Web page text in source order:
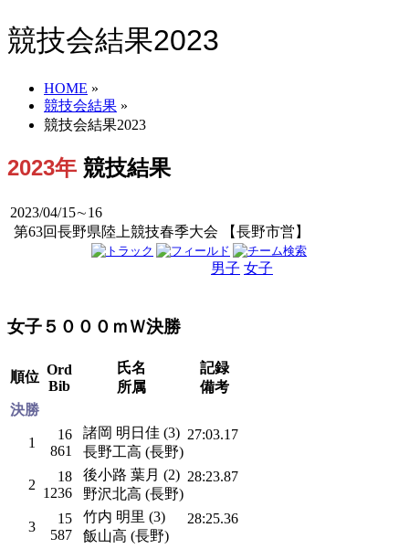
競技会結果2023
HOME »
競技会結果 »
競技会結果2023
2023年 競技結果
2023/04/15∼16
第63回長野県陸上競技春季大会 【長野市営】
男子 女子
女子５０００ｍＷ決勝
順位 Ord
Bib
氏名
所属
記録
備考
決勝
1
16
861
諸岡 明日佳 (3)
長野工高 (長野)
27:03.17
2
18
1236
後小路 葉月 (2)
野沢北高 (長野)
28:23.87
3
15
587
竹内 明里 (3)
飯山高 (長野)
28:25.36